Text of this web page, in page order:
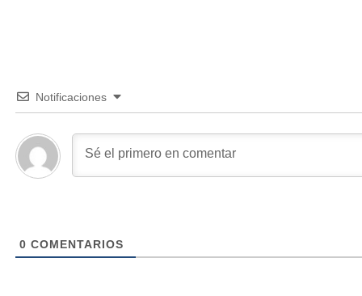
Notificaciones
0 COMENTARIOS